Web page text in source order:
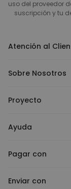
uso del proveedor
suscripción y tu
Atención al
Sobre Nosotros
Proyecto
Ayuda
Pagar con
Enviar con